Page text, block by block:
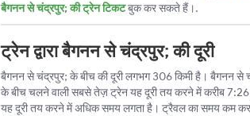
बैगनन से चंद्रपुर; की ट्रेन टिकटबुक कर सकते हैं।.
ट्रेन द्वारा बैगनन से चंद्रपुर; की दूरी
बैगनन से चंद्रपुर; के बीच की दूरी लगभग 306 किमी है। बैगनन से
के बीच चलने वाली सबसे तेज़ ट्रेन यह दूरी तय करने में करीब
यह दूरी तय करने में अधिक समय लगता है। ट्रैवल का समय कम